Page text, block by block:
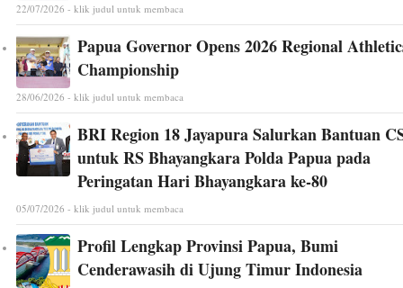
22/07/2026 - klik judul untuk membaca
Papua Governor Opens 2026 Regional
Championship
28/06/2026 - klik judul untuk membaca
BRI Region 18 Jayapura Salurkan Bantuan
untuk RS Bhayangkara Polda Papua pada
Peringatan Hari Bhayangkara ke-80
05/07/2026 - klik judul untuk membaca
Profil Lengkap Provinsi Papua, Bumi
Cenderawasih di Ujung Timur Indonesia